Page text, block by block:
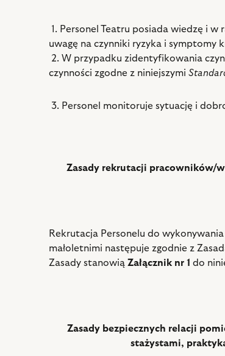
1. Personel Teatru posiada wiedzę i
uwagę na czynniki ryzyka i symptomy
2. W przypadku zidentyfikowania
czynności zgodne z niniejszymi
3. Personel monitoruje sytuację i
Zasady rekrutacji pracowników/
Rekrutacja Personelu do
małoletnimi następuje zgodnie z
Zasady stanowią Załącznik nr 1 do
Zasady bezpiecznych relacji
stażystami,